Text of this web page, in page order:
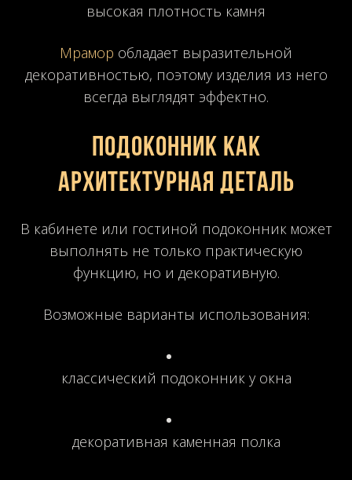
высокая плотность камня
Мрамор обладает выразительной
декоративностью, поэтому изделия из него
всегда выглядят эффектно.
Подоконник как
архитектурная деталь
В кабинете или гостиной подоконник может
выполнять не только практическую
функцию, но и декоративную.
Возможные варианты использования:
классический подоконник у окна
декоративная каменная полка